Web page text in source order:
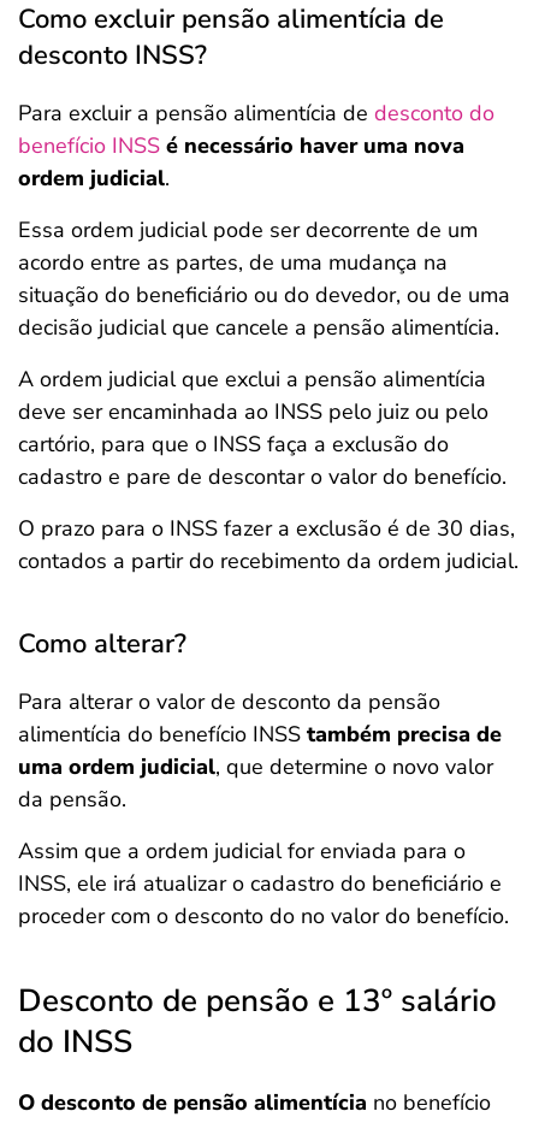
Como excluir pensão alimentícia de
desconto INSS?
Para excluir a pensão alimentícia de desconto do
benefício INSS é necessário haver uma nova
ordem judicial.
Essa ordem judicial pode ser decorrente de um
acordo entre as partes, de uma mudança na
situação do beneficiário ou do devedor, ou de uma
decisão judicial que cancele a pensão alimentícia.
A ordem judicial que exclui a pensão alimentícia
deve ser encaminhada ao INSS pelo juiz ou pelo
cartório, para que o INSS faça a exclusão do
cadastro e pare de descontar o valor do benefício.
O prazo para o INSS fazer a exclusão é de 30 dias,
contados a partir do recebimento da ordem judicial.
Como alterar?
Para alterar o valor de desconto da pensão
alimentícia do benefício INSS também precisa de
uma ordem judicial, que determine o novo valor
da pensão.
Assim que a ordem judicial for enviada para o
INSS, ele irá atualizar o cadastro do beneficiário e
proceder com o desconto do no valor do benefício.
Desconto de pensão e 13º salário
do INSS
O desconto de pensão alimentícia no benefício